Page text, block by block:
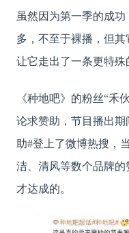
虽然因为第一季的成
多，不至于裸播，但其
让它走出了一条更特殊
《种地吧》的粉丝“禾
论求赞助，节目播出
助#登上了微博热搜，
洁、清风等数个品牌的
才达成的。